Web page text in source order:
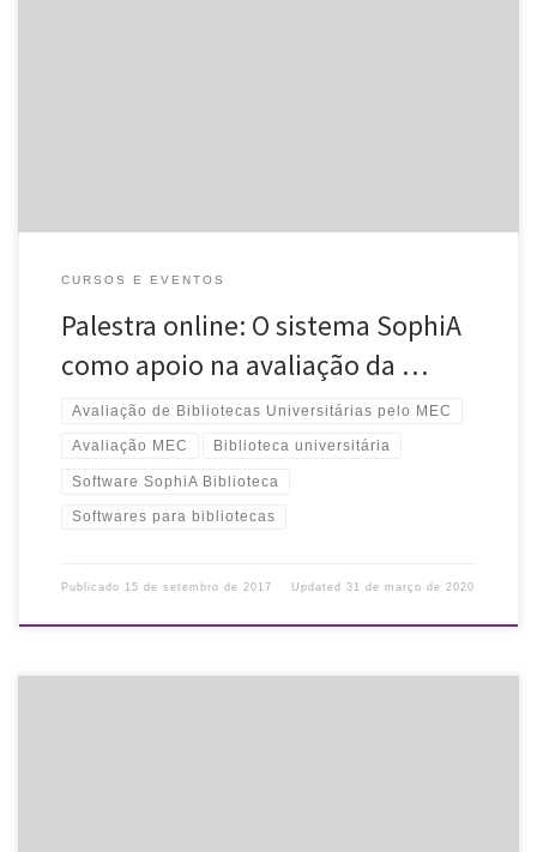
CURSOS E EVENTOS
Palestra online: O sistema SophiA
como apoio na avaliação da …
Avaliação de Bibliotecas Universitárias pelo MEC
Avaliação MEC Biblioteca universitária
Software SophiA Biblioteca
Softwares para bibliotecas
Publicado 15 de setembro de 2017 Updated 31 de março de 2020